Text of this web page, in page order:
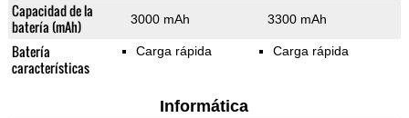
Capacidad de la
batería (mAh)
3000 mAh 3300 mAh
Batería
características
Carga rápida Carga rápida
Informática